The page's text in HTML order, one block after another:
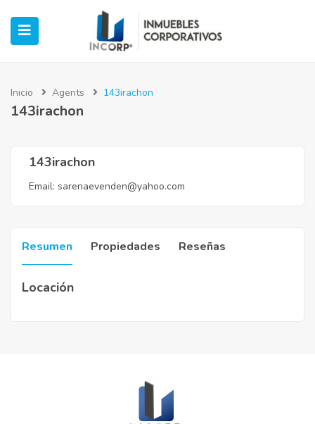
(Industrial)
Inicio Agents 143irachon
143irachon
143irachon
Email: sarenaevenden@yahoo.com
Resumen Propiedades Reseñas
Locación